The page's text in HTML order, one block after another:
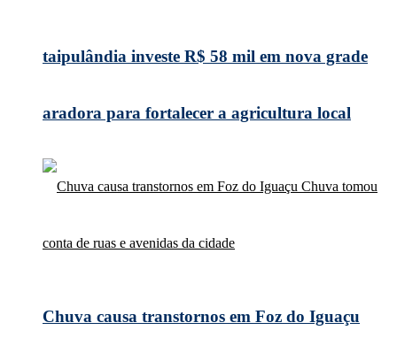
taipulândia investe R$ 58 mil em nova grade
aradora para fortalecer a agricultura local
Chuva causa transtornos em Foz do Iguaçu